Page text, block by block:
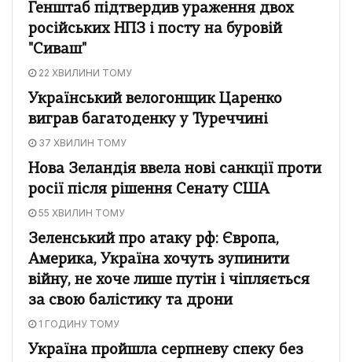
Генштаб підтвердив ураження двох
російських НПЗ і посту на буровій
"Сиваш"
22 ХВИЛИНИ ТОМУ
Український велогонщик Царенко
виграв багатоденку у Туреччині
37 ХВИЛИН ТОМУ
Нова Зеландія ввела нові санкції проти
росії після рішення Сенату США
55 ХВИЛИН ТОМУ
Зеленський про атаку рф: Європа,
Америка, Україна хочуть зупинити
війну, не хоче лише путін і чіпляється
за свою балістику та дрони
1 ГОДИНУ ТОМУ
Україна пройшла серпневу спеку без